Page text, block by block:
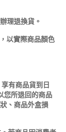
理退換貨。
以實際商品顏色
有商品貨到日
您所退回的商品
、商品外盒損